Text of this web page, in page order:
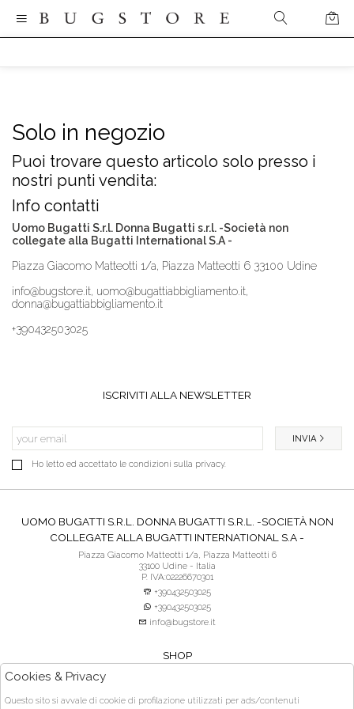
Solo in negozio
Puoi trovare questo articolo solo presso i
nostri punti vendita:
Info contatti
Uomo Bugatti S.r.l. Donna Bugatti s.r.l. -Società non
collegate alla Bugatti International S.A -
Piazza Giacomo Matteotti 1/a, Piazza Matteotti 6 33100 Udine
info@bugstore.it, uomo@bugattiabbigliamento.it,
donna@bugattiabbigliamento.it
+390432503025
ISCRIVITI ALLA NEWSLETTER
Ho letto ed accettato le condizioni sulla privacy.
INVIA
UOMO BUGATTI S.R.L. DONNA BUGATTI S.R.L. -SOCIETÀ NON
COLLEGATE ALLA BUGATTI INTERNATIONAL S.A -
Piazza Giacomo Matteotti 1/a, Piazza Matteotti 6
33100 Udine - Italia
P. IVA:02226670301
+390432503025
+390432503025
info@bugstore.it
SHOP
ACQUISTO SICURO
Cookies & Privacy
Questo sito si avvale di cookie di profilazione utilizzati per ads/contenuti